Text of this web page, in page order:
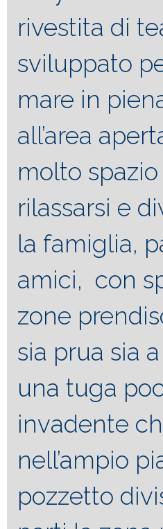
rivestita di
sviluppato
mare in
all’area
molto
rilassarsi e
la famiglia,
amici, con
zone
sia prua sia
una tuga
invadente
nell’ampio
pozzetto